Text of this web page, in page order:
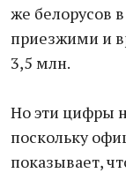
же белорусов
приезжими и
3,5 млн.
Но эти цифры
поскольку
показывает,